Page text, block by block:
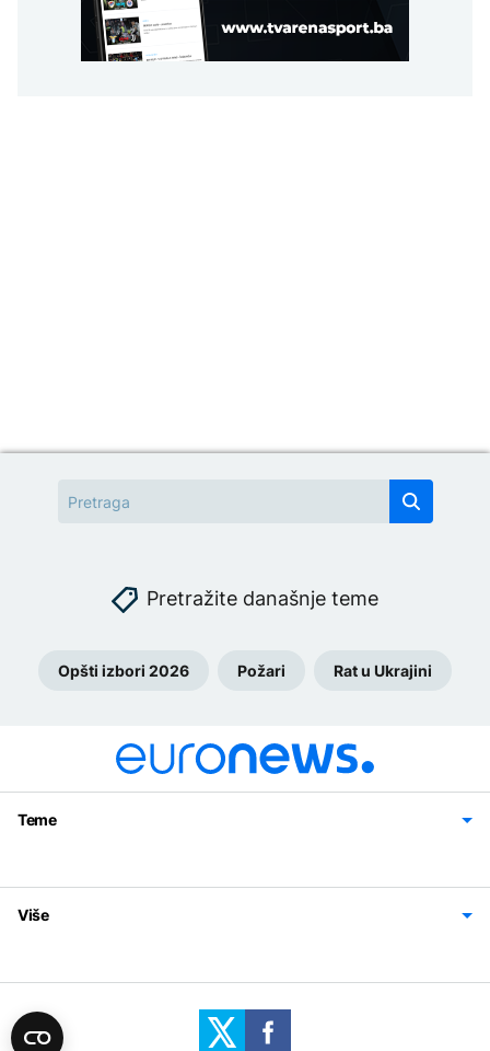
Pretražite današnje teme
Opšti izbori 2026 Požari Rat u Ukrajini
Teme
Svijet
Sport
Magazin
Više
Politika privatnosti
Uslovi korišćenja